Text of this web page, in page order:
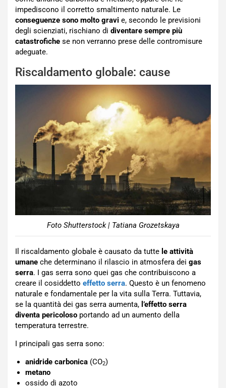
impediscono il corretto smaltimento naturale. Le
conseguenze sono molto gravi e, secondo le previsioni
degli scienziati, rischiano di diventare sempre più
catastrofiche se non verranno prese delle contromisure
adeguate.
Riscaldamento globale: cause
Foto Shutterstock | Tatiana Grozetskaya
Il riscaldamento globale è causato da tutte le attività
umane che determinano il rilascio in atmosfera dei gas
serra. I gas serra sono quei gas che contribuiscono a
creare il cosiddetto effetto serra. Questo è un fenomeno
naturale e fondamentale per la vita sulla Terra. Tuttavia,
se la quantità dei gas serra aumenta, l’effetto serra
diventa pericoloso portando ad un aumento della
temperatura terrestre.
I principali gas serra sono:
anidride carbonica (CO2)
metano
ossido di azoto